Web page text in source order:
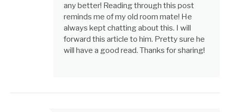
any better! Reading through this post
reminds me of my old room mate! He
always kept chatting about this. I will
forward this article to him. Pretty sure he
will have a good read. Thanks for sharing!